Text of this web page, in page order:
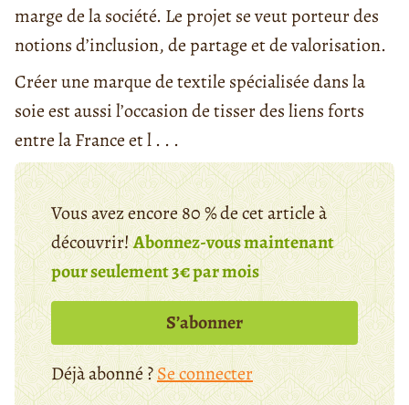
marge de la société. Le projet se veut porteur des
notions d’inclusion, de partage et de valorisation.
Créer une marque de textile spécialisée dans la
soie est aussi l’occasion de tisser des liens forts
entre la France et l . . .
Vous avez encore 80 % de cet article à
découvrir!Abonnez-vous maintenant
pour seulement 3€ par mois
S’abonner
Déjà abonné ?Se connecter